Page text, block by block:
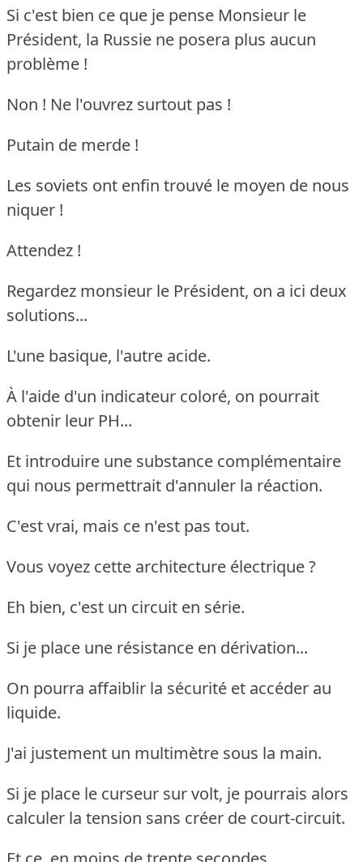
Si c'est bien ce que je pense Monsieur le
Président, la Russie ne posera plus aucun
problème !
Non ! Ne l'ouvrez surtout pas !
Putain de merde !
Les soviets ont enfin trouvé le moyen de nous
niquer !
Attendez !
Regardez monsieur le Président, on a ici deux
solutions...
L'une basique, l'autre acide.
À l'aide d'un indicateur coloré, on pourrait
obtenir leur PH...
Et introduire une substance complémentaire
qui nous permettrait d'annuler la réaction.
C'est vrai, mais ce n'est pas tout.
Vous voyez cette architecture électrique ?
Eh bien, c'est un circuit en série.
Si je place une résistance en dérivation...
On pourra affaiblir la sécurité et accéder au
liquide.
J'ai justement un multimètre sous la main.
Si je place le curseur sur volt, je pourrais alors
calculer la tension sans créer de court-circuit.